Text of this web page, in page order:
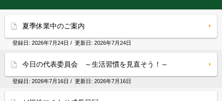
夏季休業中のご案内
登録日: 2026年7月24日 / 更新日: 2026年7月24日
今日の代表委員会 ～生活習慣を見直そう！～
登録日: 2026年7月16日 / 更新日: 2026年7月16日